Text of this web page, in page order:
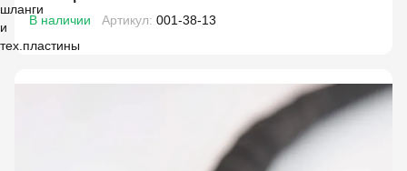
В наличии Артикул: 001-38-13